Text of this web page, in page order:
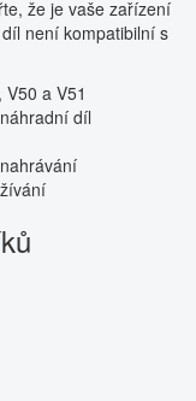
že je vaše zařízení
není kompatibilní s
a V51
díl